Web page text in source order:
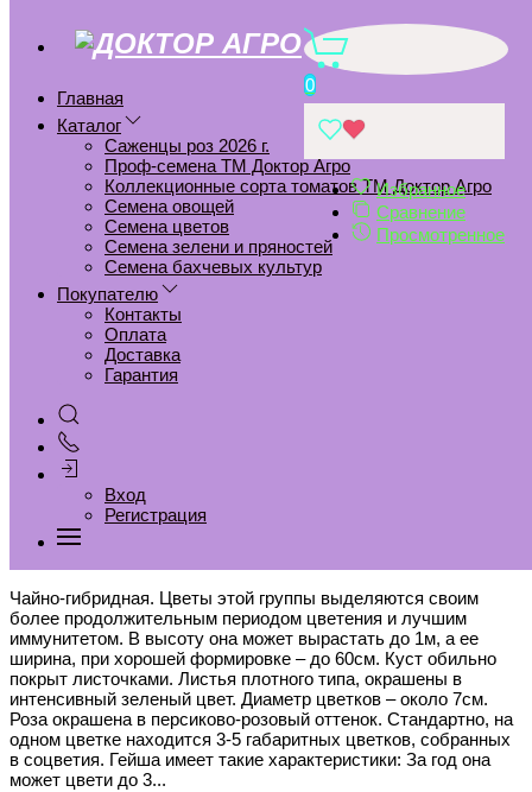
Главная
Каталог
Саженцы роз 2026 г.
Проф-семена ТМ Доктор Агро
Коллекционные сорта томатов ТМ Доктор Агро
Семена овощей
Семена цветов
Семена зелени и пряностей
Семена бахчевых культур
Покупателю
Контакты
Оплата
Доставка
Гарантия
Вход
Регистрация
0
Избранное
Сравнение
Просмотренное
R124 ГЕЙША
Главная
Саженцы роз 2026 г.
R124 ГЕЙША
Добавить в избранное
Удалить из избранного
Добавить к сравнению
Удалить из сравнения
Чайно-гибридная. Цветы этой группы выделяются своим
более продолжительным периодом цветения и лучшим
иммунитетом. В высоту она может вырастать до 1м, а ее
ширина, при хорошей формировке – до 60см. Куст обильно
покрыт листочками. Листья плотного типа, окрашены в
интенсивный зеленый цвет. Диаметр цветков – около 7см.
Роза окрашена в персиково-розовый оттенок. Стандартно, на
одном цветке находится 3-5 габаритных цветков, собранных
в соцветия. Гейша имеет такие характеристики: За год она
может цвети до 3...